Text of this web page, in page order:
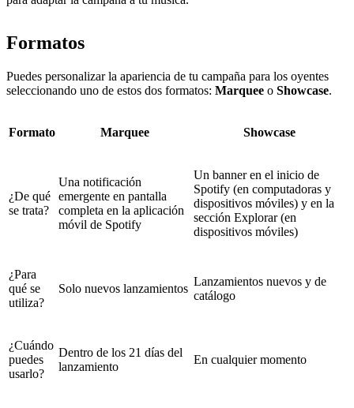
Formatos
Puedes personalizar la apariencia de tu campaña para los oyentes
seleccionando uno de estos dos formatos: Marquee o Showcase.
Formato Marquee Showcase
¿De qué
se trata?
Una notificación
emergente en pantalla
completa en la aplicación
móvil de Spotify
Un banner en el inicio de
Spotify (en computadoras y
dispositivos móviles) y en la
sección Explorar (en
dispositivos móviles)
¿Para
qué se
utiliza?
Solo nuevos lanzamientos
Lanzamientos nuevos y de
catálogo
¿Cuándo
puedes
usarlo?
Dentro de los 21 días del
lanzamiento
En cualquier momento